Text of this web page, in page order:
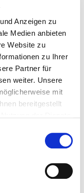
Anzeigen zu
Medien anbieten
Website zu
zu Ihrer
Partner für
weiter. Unsere
mit
bereitgestellt